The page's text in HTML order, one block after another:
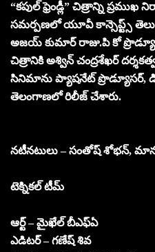
“కపుల్ ఫ్రెండ్లీ” చిత్రాన్ని
సమర్పణలో యూవీ కాన్సెప్ట్స్
అజయ్ కుమార్ రాజు.పి కో
చిత్రానికి అశ్విన్ చంద్రశేఖర్
సినిమాను ప్యాషనేట్ ప్రొడ్యూసర్,
తెలంగాణలో రిలీజ్ చేశారు.
నటీనటులు – సంతోష్ శోభన్,
టెక్నికల్ టీమ్
ఆర్ట్ – మైఖేల్ బీఎఫ్ఏ
ఎడిటర్ – గణేష్ శివ